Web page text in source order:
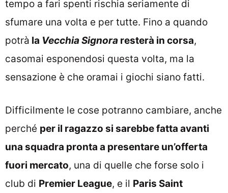
tempo a fari spenti rischia seriamente di
sfumare una volta e per tutte. Fino a quando
potrà la Vecchia Signora resterà in corsa,
casomai esponendosi questa volta, ma la
sensazione è che oramai i giochi siano fatti.
Difficilmente le cose potranno cambiare, anche
perché per il ragazzo si sarebbe fatta avanti
una squadra pronta a presentare un’offerta
fuori mercato, una di quelle che forse solo i
club di Premier League, e il Paris Saint